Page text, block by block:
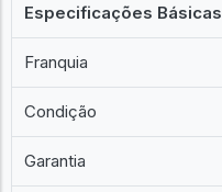
Especificações Básicas
Franquia
Condição
Garantia